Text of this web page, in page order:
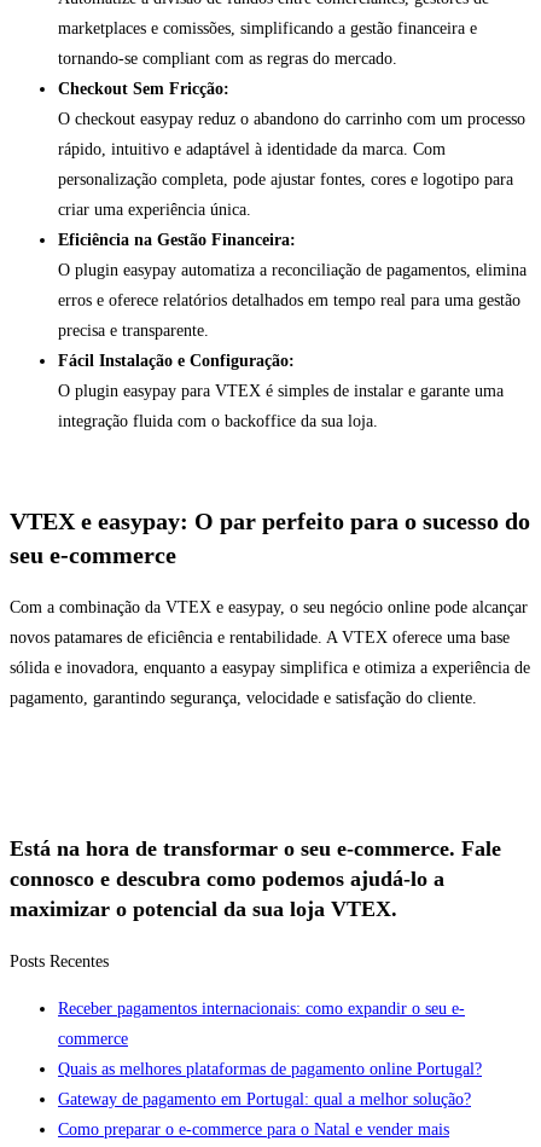
marketplaces e comissões, simplificando a gestão financeira e
tornando-se compliant com as regras do mercado.
Checkout Sem Fricção:
O checkout easypay reduz o abandono do carrinho com um processo
rápido, intuitivo e adaptável à identidade da marca. Com
personalização completa, pode ajustar fontes, cores e logotipo para
criar uma experiência única.
Eficiência na Gestão Financeira:
O plugin easypay automatiza a reconciliação de pagamentos, elimina
erros e oferece relatórios detalhados em tempo real para uma gestão
precisa e transparente.
Fácil Instalação e Configuração:
O plugin easypay para VTEX é simples de instalar e garante uma
integração fluida com o backoffice da sua loja.
VTEX e easypay: O par perfeito para o sucesso do
seu e-commerce
Com a combinação da VTEX e easypay, o seu negócio online pode alcançar
novos patamares de eficiência e rentabilidade. A VTEX oferece uma base
sólida e inovadora, enquanto a easypay simplifica e otimiza a experiência de
pagamento, garantindo segurança, velocidade e satisfação do cliente.
Está na hora de transformar o seu e-commerce. Fale
connosco e descubra como podemos ajudá-lo a
maximizar o potencial da sua loja VTEX.
Posts Recentes
Receber pagamentos internacionais: como expandir o seu e-
commerce
Quais as melhores plataformas de pagamento online Portugal?
Gateway de pagamento em Portugal: qual a melhor solução?
Como preparar o e-commerce para o Natal e vender mais